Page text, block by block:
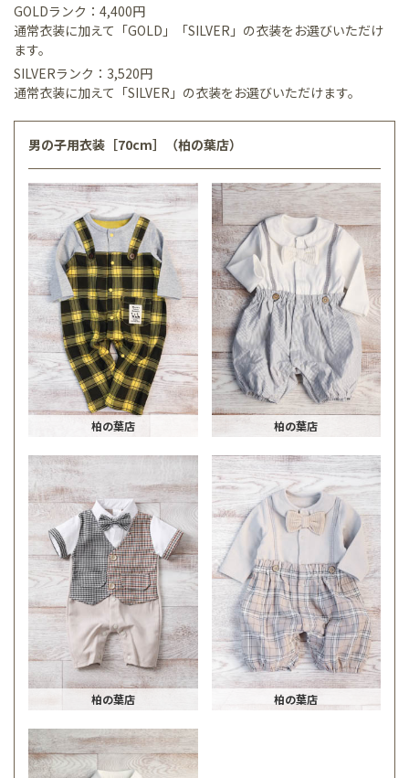
GOLDランク：4,400円
通常衣装に加えて「GOLD」「SILVER」の衣装をお選びいただけ
ます。
SILVERランク：3,520円
通常衣装に加えて「SILVER」の衣装をお選びいただけます。
男の子用衣装［70cm］（柏の葉店）
柏の葉店 柏の葉店
柏の葉店 柏の葉店